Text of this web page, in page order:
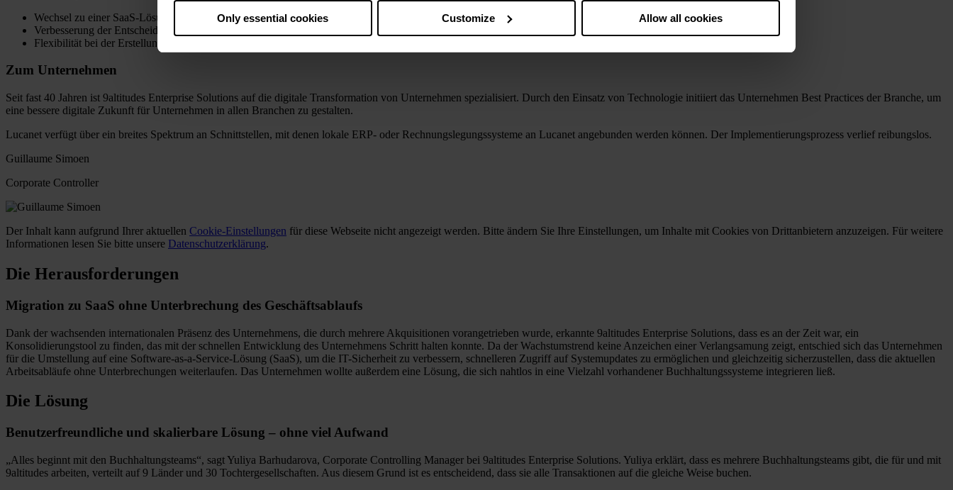
judges the USA to be a country with a level of data protection that is inadequate by EU standards. There is a particular risk
that your data may be processed by US authorities.
Only essential cookies Customize Allow all cookies
Wechsel zu einer SaaS-Lösung mit mehr Datensicherheit und Einhaltung der Vorschriften
Verbesserung der Entscheidungsfindung mit genauen Informationen jederzeit und überall mit der SaaS-Lösung
Flexibilität bei der Erstellung verschiedener Berichtsbereiche für unterschiedliche Länderanforderungen
Zum Unternehmen
Seit fast 40 Jahren ist 9altitudes Enterprise Solutions auf die digitale Transformation von Unternehmen spezialisiert. Durch den Einsatz von Technologie initiiert das Unternehmen Best Practices der Branche, um
eine bessere digitale Zukunft für Unternehmen in allen Branchen zu gestalten.
Lucanet verfügt über ein breites Spektrum an Schnittstellen, mit denen lokale ERP- oder Rechnungslegungssysteme an Lucanet angebunden werden können. Der Implementierungsprozess verlief reibungslos.
Guillaume Simoen
Corporate Controller
Der Inhalt kann aufgrund Ihrer aktuellen Cookie-Einstellungen für diese Webseite nicht angezeigt werden. Bitte ändern Sie Ihre Einstellungen, um Inhalte mit Cookies von Drittanbietern anzuzeigen. Für weitere
Informationen lesen Sie bitte unsere Datenschutzerklärung.
Die Herausforderungen
Migration zu SaaS ohne Unterbrechung des Geschäftsablaufs
Dank der wachsenden internationalen Präsenz des Unternehmens, die durch mehrere Akquisitionen vorangetrieben wurde, erkannte 9altitudes Enterprise Solutions, dass es an der Zeit war, ein
Konsolidierungstool zu finden, das mit der schnellen Entwicklung des Unternehmens Schritt halten konnte. Da der Wachstumstrend keine Anzeichen einer Verlangsamung zeigt, entschied sich das Unternehmen
für die Umstellung auf eine Software-as-a-Service-Lösung (SaaS), um die IT-Sicherheit zu verbessern, schnelleren Zugriff auf Systemupdates zu ermöglichen und gleichzeitig sicherzustellen, dass die aktuellen
Arbeitsabläufe ohne Unterbrechungen weiterlaufen. Das Unternehmen wollte außerdem eine Lösung, die sich nahtlos in eine Vielzahl vorhandener Buchhaltungssysteme integrieren ließ.
Die Lösung
Benutzerfreundliche und skalierbare Lösung – ohne viel Aufwand
„Alles beginnt mit den Buchhaltungsteams“, sagt Yuliya Barhudarova, Corporate Controlling Manager bei 9altitudes Enterprise Solutions. Yuliya erklärt, dass es mehrere Buchhaltungsteams gibt, die für und mit
9altitudes arbeiten, verteilt auf 9 Länder und 30 Tochtergesellschaften. Aus diesem Grund ist es entscheidend, dass sie alle Transaktionen auf die gleiche Weise buchen.